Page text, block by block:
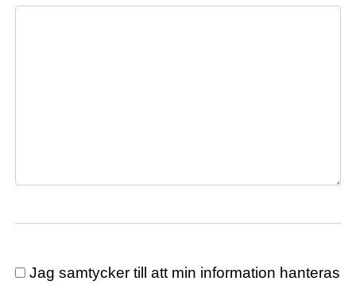
Jag samtycker till att min information hanteras